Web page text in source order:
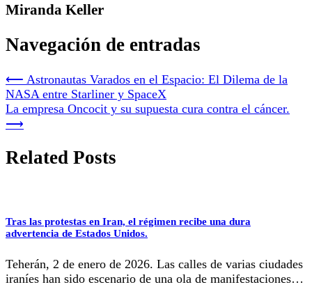
Miranda Keller
Navegación de entradas
⟵ Astronautas Varados en el Espacio: El Dilema de la
NASA entre Starliner y SpaceX
La empresa Oncocit y su supuesta cura contra el cáncer.
⟶
Related Posts
Tras las protestas en Iran, el régimen recibe una dura
advertencia de Estados Unidos.
Teherán, 2 de enero de 2026. Las calles de varias ciudades
iraníes han sido escenario de una ola de manifestaciones…